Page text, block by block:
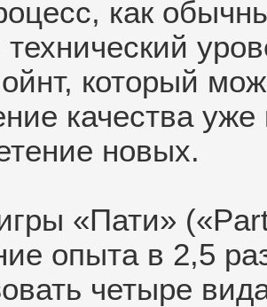
как
который
качества
новых.
«Пати»
опыта в 2,5
четыре